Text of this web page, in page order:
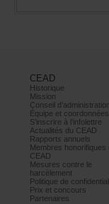
CEAD
Historique
Mission
Conseild’administration
Équipeetcoordonnées
S’inscrireàl’infolettre
ActualitésduCEAD
Rapportsannuels
CEAD
Mesurescontrele
harcèlement
Prixetconcours
Partenaires